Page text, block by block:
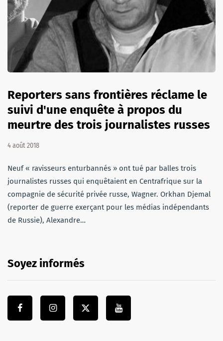
Reporters sans frontières réclame le
suivi d'une enquête à propos du
meurtre des trois journalistes russes
4 août 2018
Neuf « ravisseurs enturbannés » ont tué par balles trois
journalistes russes qui enquêtaient en Centrafrique sur la
compagnie de sécurité privée russe, Wagner. Orkhan Djemal
(reporter de guerre exerçant pour les médias indépendants
de Russie), Alexandre…
Soyez informés